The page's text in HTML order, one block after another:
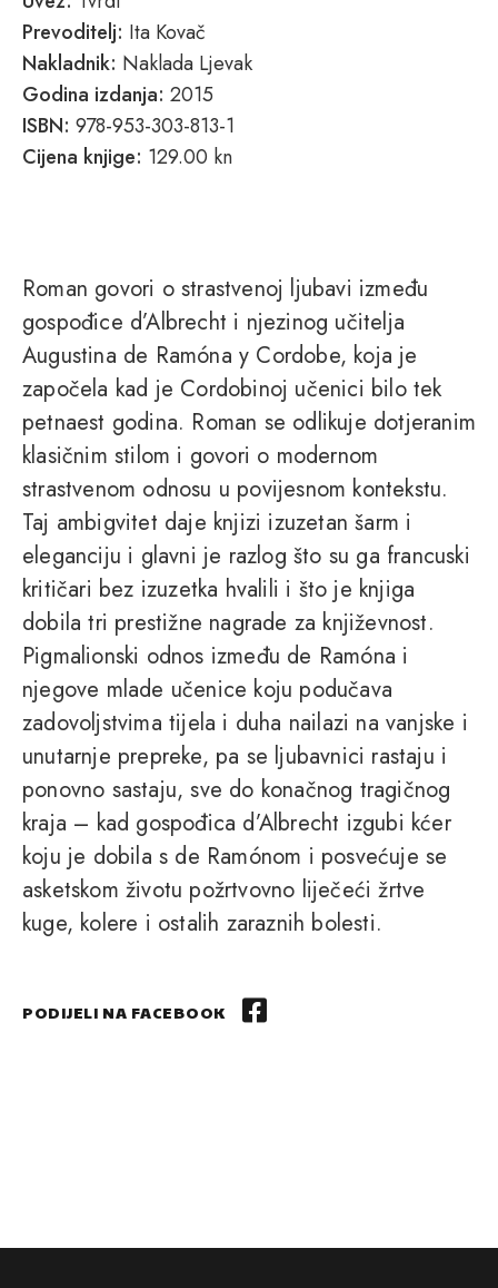
Prevoditelj: Ita Kovač
Nakladnik: Naklada Ljevak
Godina izdanja: 2015
ISBN: 978-953-303-813-1
Cijena knjige: 129.00 kn
Roman govori o strastvenoj ljubavi između
gospođice d’Albrecht i njezinog učitelja
Augustina de Ramóna y Cordobe, koja je
započela kad je Cordobinoj učenici bilo tek
petnaest godina. Roman se odlikuje dotjeranim
klasičnim stilom i govori o modernom
strastvenom odnosu u povijesnom kontekstu.
Taj ambigvitet daje knjizi izuzetan šarm i
eleganciju i glavni je razlog što su ga francuski
kritičari bez izuzetka hvalili i što je knjiga
dobila tri prestižne nagrade za književnost.
Pigmalionski odnos između de Ramóna i
njegove mlade učenice koju podučava
zadovoljstvima tijela i duha nailazi na vanjske i
unutarnje prepreke, pa se ljubavnici rastaju i
ponovno sastaju, sve do konačnog tragičnog
kraja – kad gospođica d’Albrecht izgubi kćer
koju je dobila s de Ramónom i posvećuje se
asketskom životu požrtvovno liječeći žrtve
kuge, kolere i ostalih zaraznih bolesti.
PODIJELI NA FACEBOOK